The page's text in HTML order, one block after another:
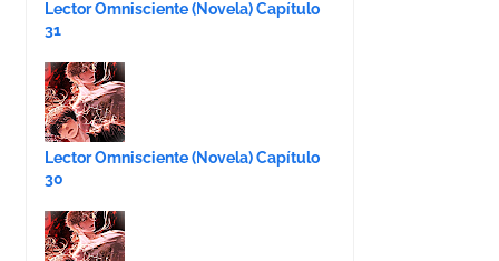
Lector Omnisciente (Novela) Capítulo
31
Lector Omnisciente (Novela) Capítulo
30